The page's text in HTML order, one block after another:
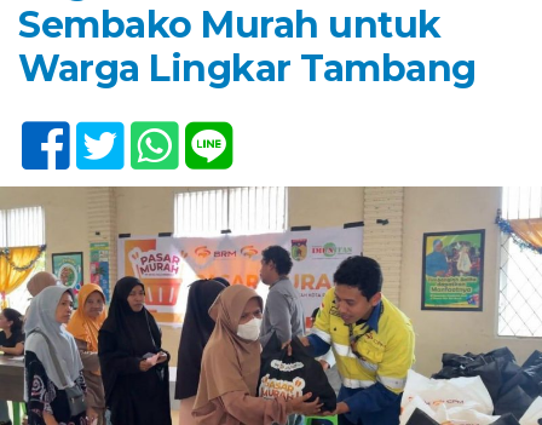
Sembako Murah untuk
Warga Lingkar Tambang